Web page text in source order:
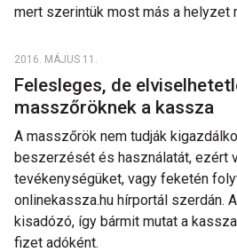
mert szerintük most más a helyzet
2016. MÁJUS 11.
Felesleges, de
masszőröknek a kassza
A masszőrök nem tudják
beszerzését és használatát, ezért
tevékenységüket, vagy feketén
onlinekassza.hu hírportál szerdán.
kisadózó, így bármit mutat a
fizet adóként.